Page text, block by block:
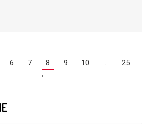
6 7 8 9 10 …
25
→